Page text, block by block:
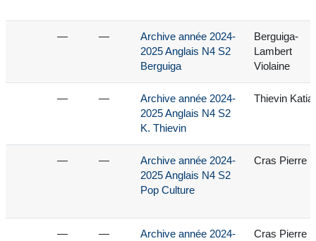
— —
Archive année 2024-
2025 Anglais N4 S2
Berguiga
Berguiga-
Lambert
Violaine
— —
Archive année 2024-
2025 Anglais N4 S2
K. Thievin
Thievin Katia
— —
Archive année 2024-
2025 Anglais N4 S2
Pop Culture
Cras Pierre
— —
Archive année 2024-
Cras Pierre